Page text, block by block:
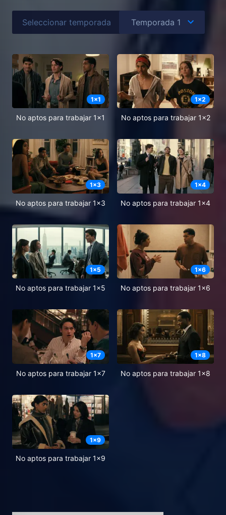
Seleccionar temporada
1x1
No aptos para trabajar 1x1
1x2
No aptos para trabajar 1x2
1x3
No aptos para trabajar 1x3
1x4
No aptos para trabajar 1x4
1x5
No aptos para trabajar 1x5
1x6
No aptos para trabajar 1x6
1x7
No aptos para trabajar 1x7
1x8
No aptos para trabajar 1x8
1x9
No aptos para trabajar 1x9